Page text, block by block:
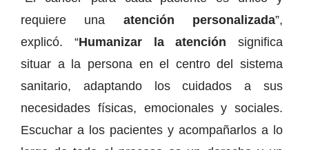
requiere una atención personalizada”,
explicó. “Humanizar la atención significa
situar a la persona en el centro del sistema
sanitario, adaptando los cuidados a sus
necesidades físicas, emocionales y sociales.
Escuchar a los pacientes y acompañarlos a lo